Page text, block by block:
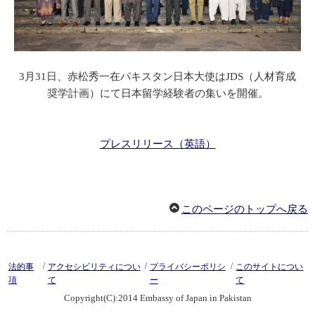
3月31日、赤松秀一在パキスタン日本大使はJDS（人材育成
奨学計画）にて日本留学経験者の集いを開催。
プレスリリース（英語）
このページのトップへ戻る
法的事
項
/ アクセシビリティについ
て
/ プライバシーポリシ
ー
/ このサイトについ
て
Copyright(C):2014 Embassy of Japan in Pakistan